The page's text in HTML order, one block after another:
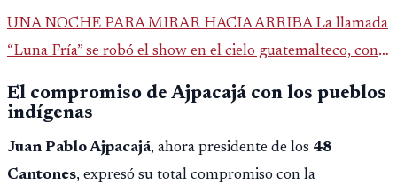
UNA NOCHE PARA MIRAR HACIA ARRIBA La llamada
“Luna Fría” se robó el show en el cielo guatemalteco, con
más brillante de lo h
El compromiso de Ajpacajá con los pueblos
indígenas
Juan Pablo Ajpacajá, ahora presidente de los 48
Cantones, expresó su total compromiso con la